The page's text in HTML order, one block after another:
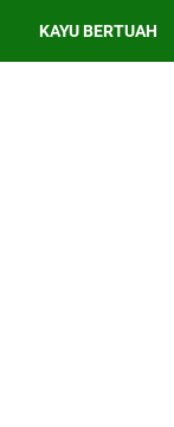
KAYU BERTUAH